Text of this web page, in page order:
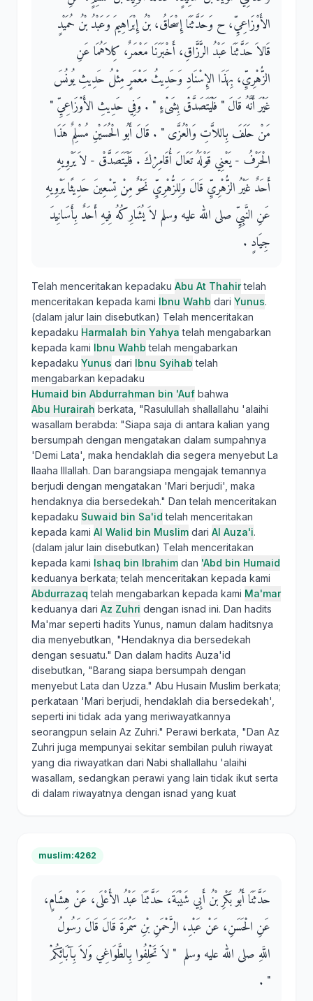
الأَوْزَاعِيِّ، ح وَحَدَّثَنَا إِسْحَاقُ، بْنُ إِبْرَاهِيمَ وَعَبْدُ بْنُ حُمَيْدٍ
قَالاَ حَدَّثَنَا عَبْدُ الرَّزَّاقِ، أَخْبَرَنَا مَعْمَرٌ، كِلاَهُمَا عَنِ
الزُّهْرِيِّ، بِهَذَا الإِسْنَادِ وَحَدِيثُ مَعْمَرٍ مِثْلُ حَدِيثِ يُونُسَ
غَيْرَ أَنَّهُ قَالَ ‏"‏ فَلْيَتَصَدَّقْ بِشَىْءٍ ‏"‏ ‏.‏ وَفِي حَدِيثِ الأَوْزَاعِيِّ ‏"‏
مَنْ حَلَفَ بِاللاَّتِ وَالْعُزَّى ‏"‏ ‏.‏ قَالَ أَبُو الْحُسَيْنِ مُسْلِمٌ هَذَا
الْحَرْفُ - يَعْنِي قَوْلَهُ تَعَالَ أُقَامِرْكَ ‏.‏ فَلْيَتَصَدَّقْ - لاَ يَرْوِيهِ
أَحَدٌ غَيْرُ الزُّهْرِيِّ قَالَ وَلِلزُّهْرِيِّ نَحْوٌ مِنْ تِسْعِينَ حَدِيثًا يَرْوِيهِ
عَنِ النَّبِيِّ صلى الله عليه وسلم لاَ يُشَارِكُهُ فِيهِ أَحَدٌ بِأَسَانِيدَ
جِيَادٍ ‏.‏
Telah menceritakan kepadaku Abu At Thahirtelah
menceritakan kepada kami Ibnu Wahb dari Yunus.
(dalam jalur lain disebutkan) Telah menceritakan
kepadaku Harmalah bin Yahya telah mengabarkan
kepada kami Ibnu Wahb telah mengabarkan
kepadaku Yunus dari Ibnu Syihab telah
mengabarkan kepadaku
Humaid bin Abdurrahman bin 'Auf bahwa
Abu Hurairah berkata, "Rasulullah shallallahu 'alaihi
wasallam berabda: "Siapa saja di antara kalian yang
bersumpah dengan mengatakan dalam sumpahnya
'Demi Lata', maka hendaklah dia segera menyebut La
Ilaaha Illallah. Dan barangsiapa mengajak temannya
berjudi dengan mengatakan 'Mari berjudi', maka
hendaknya dia bersedekah." Dan telah menceritakan
kepadaku Suwaid bin Sa'id telah menceritakan
kepada kami Al Walid bin Muslim dari Al Auza'i.
(dalam jalur lain disebutkan) Telah menceritakan
kepada kami Ishaq bin Ibrahim dan 'Abd bin Humaid
keduanya berkata; telah menceritakan kepada kami
Abdurrazaq telah mengabarkan kepada kami Ma'mar
keduanya dari Az Zuhri dengan isnad ini. Dan hadits
Ma'mar seperti hadits Yunus, namun dalam haditsnya
dia menyebutkan, "Hendaknya dia bersedekah
dengan sesuatu." Dan dalam hadits Auza'id
disebutkan, "Barang siapa bersumpah dengan
menyebut Lata dan Uzza." Abu Husain Muslim berkata;
perkataan 'Mari berjudi, hendaklah dia bersedekah',
seperti ini tidak ada yang meriwayatkannya
seorangpun selain Az Zuhri." Perawi berkata, "Dan Az
Zuhri juga mempunyai sekitar sembilan puluh riwayat
yang dia riwayatkan dari Nabi shallallahu 'alaihi
wasallam, sedangkan perawi yang lain tidak ikut serta
di dalam riwayatnya dengan isnad yang kuat
muslim:4262
حَدَّثَنَا أَبُو بَكْرِ بْنُ أَبِي شَيْبَةَ، حَدَّثَنَا عَبْدُ الأَعْلَى، عَنْ هِشَامٍ،
عَنِ الْحَسَنِ، عَنْ عَبْدِ، الرَّحْمَنِ بْنِ سَمُرَةَ قَالَ قَالَ رَسُولُ
اللَّهِ صلى الله عليه وسلم ‏ "‏ لاَ تَحْلِفُوا بِالطَّوَاغِي وَلاَ بِآبَائِكُمْ
‏"‏ ‏.‏